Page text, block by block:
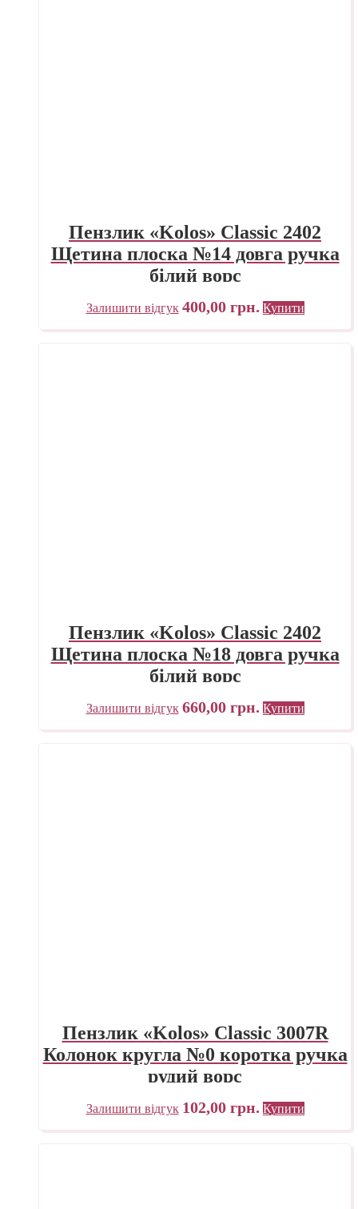
Пензлик «Kolos» Classic 2402
Щетина плоска №14 довга ручка
білий ворс
Залишити відгук 400,00 грн. Купити
Пензлик «Kolos» Classic 2402
Щетина плоска №18 довга ручка
білий ворс
Залишити відгук 660,00 грн. Купити
Пензлик «Kolos» Classic 3007R
Колонок кругла №0 коротка ручка
рудий ворс
Залишити відгук 102,00 грн. Купити